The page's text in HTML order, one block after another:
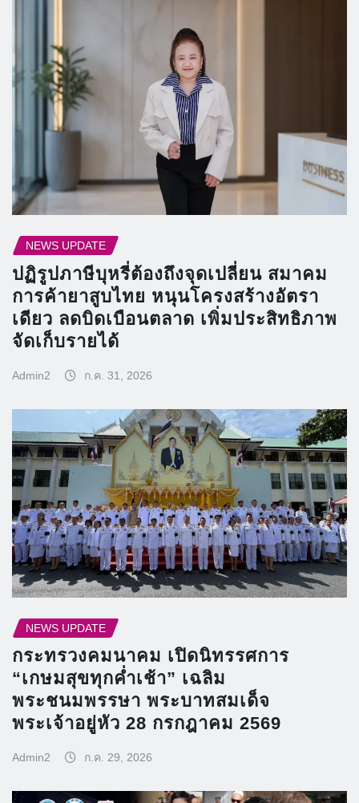
NEWS UPDATE
ปฏิรูปภาษีบุหรี่ต้องถึงจุดเปลี่ยน สมาคม
การค้ายาสูบไทย หนุนโครงสร้างอัตรา
เดียว ลดบิดเบือนตลาด เพิ่มประสิทธิภาพ
จัดเก็บรายได้
Admin2 ก.ค. 31, 2026
NEWS UPDATE
กระทรวงคมนาคม เปิดนิทรรศการ
“เกษมสุขทุกค่ำเช้า” เฉลิม
พระชนมพรรษา พระบาทสมเด็จ
พระเจ้าอยู่หัว 28 กรกฎาคม 2569
Admin2 ก.ค. 29, 2026